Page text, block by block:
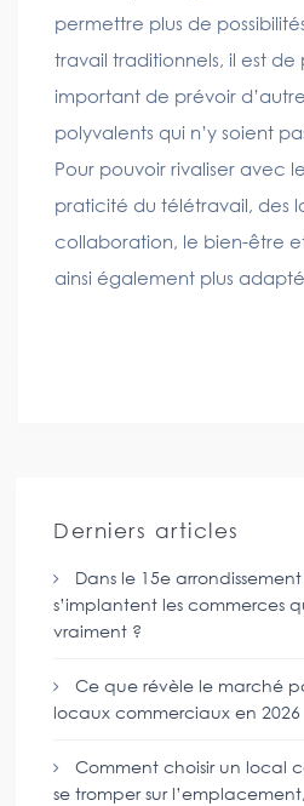
permettre plus de
travail traditionnels, il est de
important de prévoir
polyvalents qui n’y soient
Pour pouvoir rivaliser avec
praticité du télétravail, des
collaboration, le bien-être
ainsi également plus
Derniers articles
Dans le 15e
s’implantent les commerces
vraiment ?
Ce que révèle le marché
locaux commerciaux en 2026
Comment choisir un local
se tromper sur